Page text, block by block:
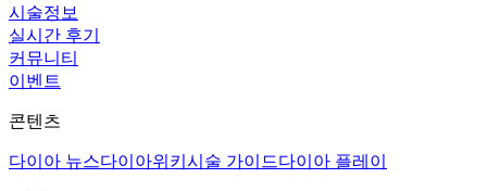
시술정보
실시간 후기
커뮤니티
이벤트
콘텐츠
다이아 뉴스다이아위키 시술 가이드다이아 플레이